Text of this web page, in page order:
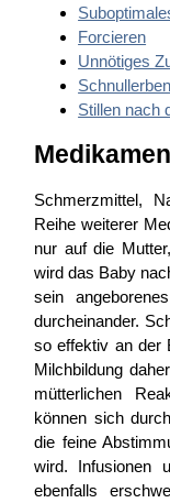
Forcieren
Unnötiges
Stillen nach
Schmerzmittel,
Reihe weiterer
nur auf die
wird das Baby
sein
durcheinander.
so effektiv an der
Milchbildung
mütterlichen
können sich
die feine
wird. Infusionen
ebenfalls